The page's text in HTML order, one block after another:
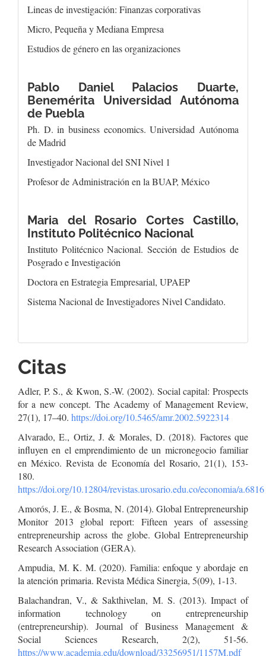
Lineas de investigación: Finanzas corporativas
Micro, Pequeña y Mediana Empresa
Estudios de género en las organizaciones
Pablo Daniel Palacios Duarte,
Benemérita Universidad Autónoma
de Puebla
Ph. D. in business economics. Universidad Autónoma
de Madrid
Investigador Nacional del SNI Nivel 1
Profesor de Administración en la BUAP, México
Maria del Rosario Cortes Castillo,
Instituto Politécnico Nacional
Instituto Politécnico Nacional. Sección de Estudios de
Posgrado e Investigación
Doctora en Estrategia Empresarial, UPAEP
Sistema Nacional de Investigadores Nivel Candidato.
Citas
Adler, P. S., & Kwon, S.-W. (2002). Social capital: Prospects
for a new concept. The Academy of Management Review,
27(1), 17–40. https://doi.org/10.5465/amr.2002.5922314
Alvarado, E., Ortiz, J. & Morales, D. (2018). Factores que
influyen en el emprendimiento de un micronegocio familiar
en México. Revista de Economía del Rosario, 21(1), 153-
180.
https://doi.org/10.12804/revistas.urosario.edu.co/economia/a.6816
Amorós, J. E., & Bosma, N. (2014). Global Entrepreneurship
Monitor 2013 global report: Fifteen years of assessing
entrepreneurship across the globe. Global Entrepreneurship
Research Association (GERA).
Ampudia, M. K. M. (2020). Familia: enfoque y abordaje en
la atención primaria. Revista Médica Sinergia, 5(09), 1-13.
Balachandran, V., & Sakthivelan, M. S. (2013). Impact of
information technology on entrepreneurship
(entrepreneurship). Journal of Business Management &
Social Sciences Research, 2(2), 51-56.
https://www.academia.edu/download/33256951/1157M.pdf